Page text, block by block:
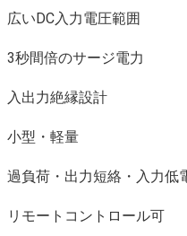
広いDC入力電圧範囲
3秒間倍のサージ電力
入出力絶縁設計
小型・軽量
過負荷・出力短絡・入力低
リモートコントロール可